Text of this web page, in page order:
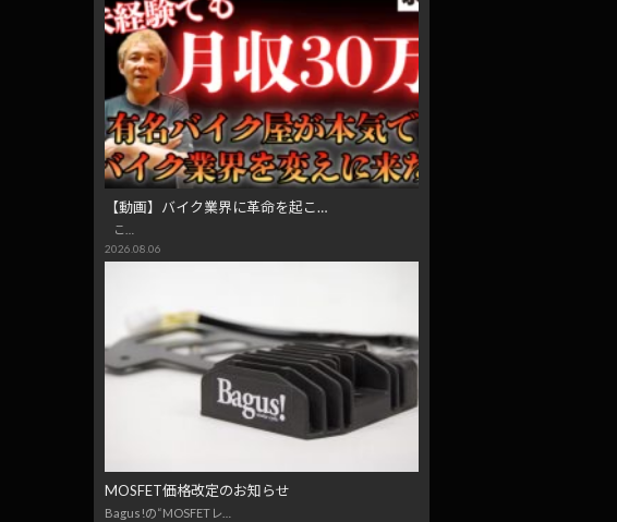
【動画】バイク業界に革命を起こ…
こ…
2026.08.06
MOSFET価格改定のお知らせ
Bagus!の“MOSFETレ…